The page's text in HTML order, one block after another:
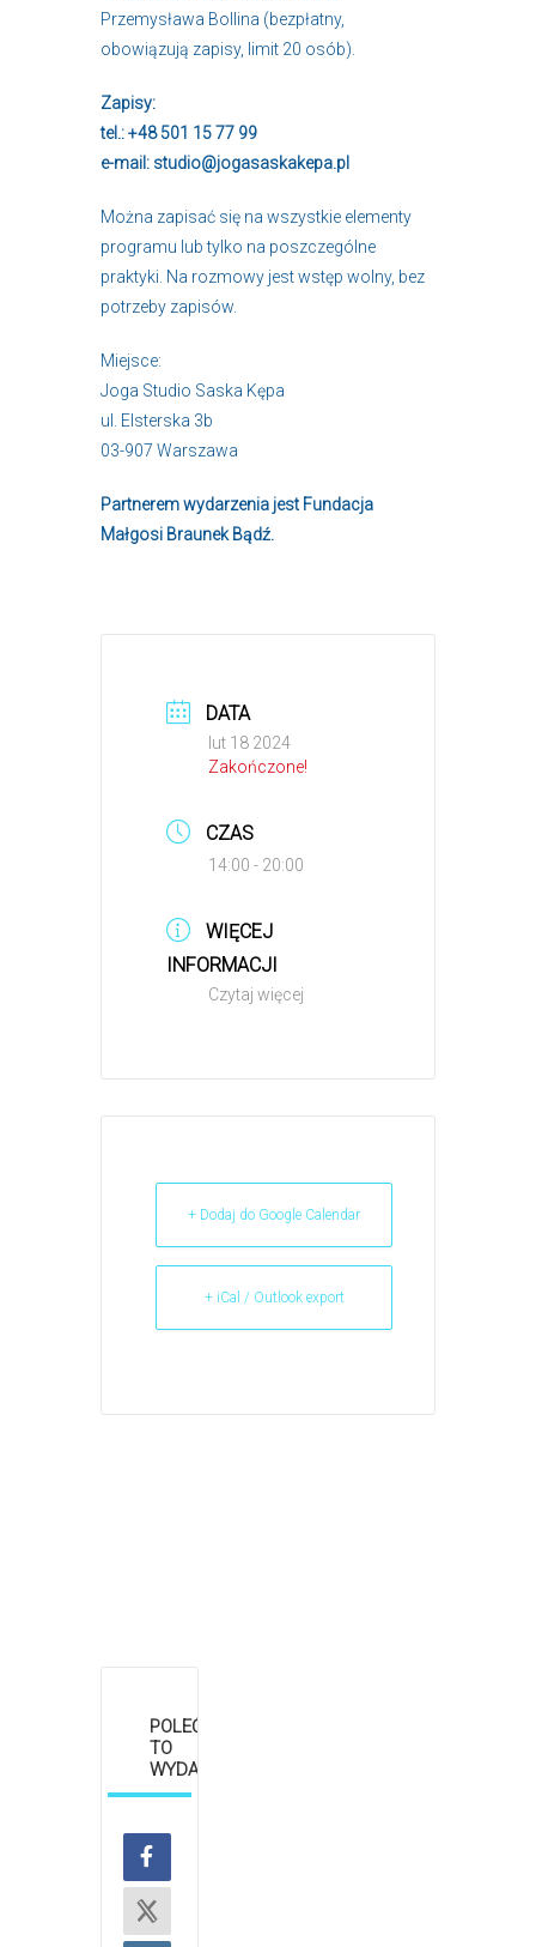
Przemysława Bollina (bezpłatny,
obowiązują zapisy, limit 20 osób).
Zapisy:
tel.: +48 501 15 77 99
e-mail: studio@jogasaskakepa.pl
Można zapisać się na wszystkie elementy
programu lub tylko na poszczególne
praktyki. Na rozmowy jest wstęp wolny, bez
potrzeby zapisów.
Miejsce:
Joga Studio Saska Kępa
ul. Elsterska 3b
03-907 Warszawa
Partnerem wydarzenia jest Fundacja
Małgosi Braunek Bądź.
DATA
lut 18 2024
Zakończone!
CZAS
14:00 - 20:00
WIĘCEJ
INFORMACJI
Czytaj więcej
+ Dodaj do Google Calendar
+ iCal / Outlook export
POLEĆ
TO
WYDARZENIE